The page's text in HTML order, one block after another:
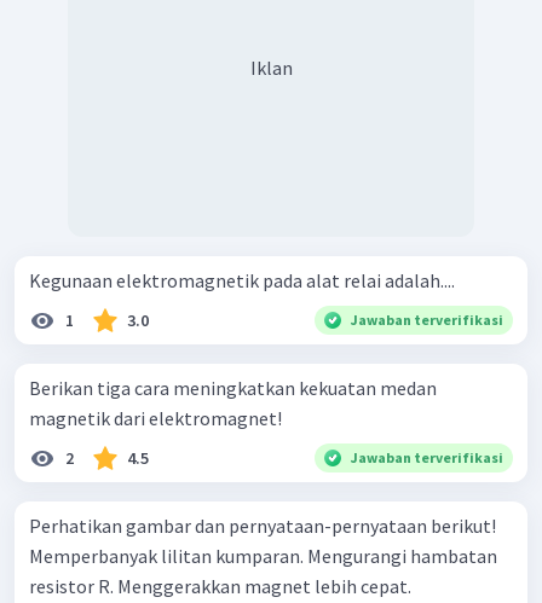
Iklan
Kegunaan elektromagnetik pada alat relai adalah....
1 3.0 Jawaban terverifikasi
Berikan tiga cara meningkatkan kekuatan medan
magnetik dari elektromagnet!
2 4.5 Jawaban terverifikasi
Perhatikan gambar dan pernyataan-pernyataan berikut!
Memperbanyak lilitan kumparan. Mengurangi hambatan
resistor R. Menggerakkan magnet lebih cepat.